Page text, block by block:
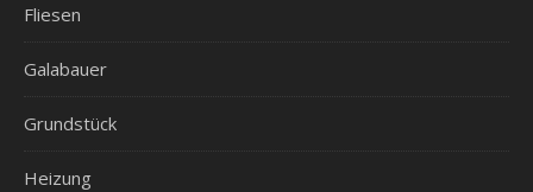
Fliesen
Galabauer
Grundstück
Heizung